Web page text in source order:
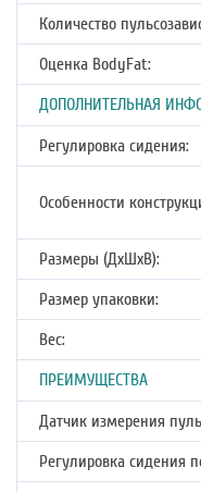
Количество
Оценка BodyFat:
ДОПОЛНИТЕЛЬНАЯ
Регулировка сидения:
Особенности
Размеры (ДхШхВ):
Размер упаковки:
Вес:
ПРЕИМУЩЕСТВА
Датчик измерения
Регулировка сидения